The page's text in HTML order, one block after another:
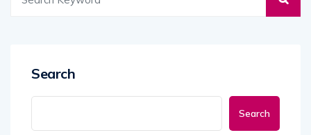
Search
Search